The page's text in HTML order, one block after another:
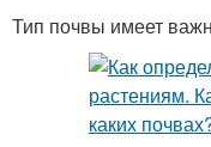
Тип почвы имеет